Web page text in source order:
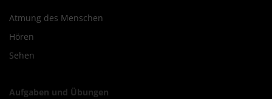
Atmung des Menschen
Hören
Sehen
Aufgaben und Übungen